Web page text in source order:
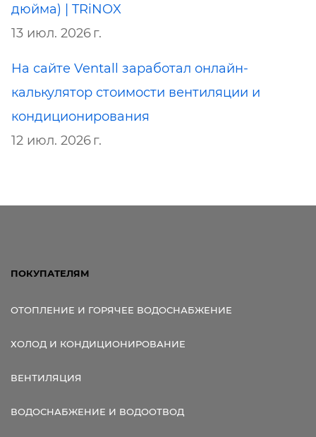
дюйма) | TRiNOX
13 июл. 2026 г.
На сайте Ventall заработал онлайн-
калькулятор стоимости вентиляции и
кондиционирования
12 июл. 2026 г.
ПОКУПАТЕЛЯМ
ОТОПЛЕНИЕ И ГОРЯЧЕЕ ВОДОСНАБЖЕНИЕ
ХОЛОД И КОНДИЦИОНИРОВАНИЕ
ВЕНТИЛЯЦИЯ
ВОДОСНАБЖЕНИЕ И ВОДООТВОД